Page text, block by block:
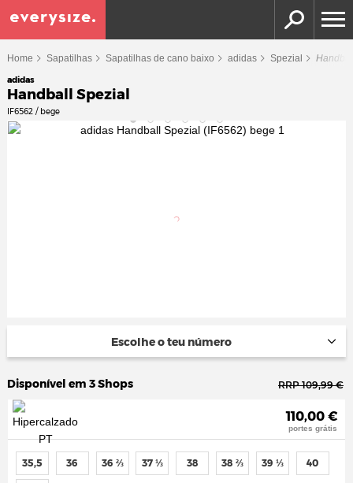
Home Sapatilhas Sapatilhas de cano baixo adidas Spezial
adidas
Handball Spezial
IF6562 / bege
Escolhe o teu número
Disponível em 3 Shops RRP 109,99 €
110,00 €
portes grátis
35,5 36 36 ⅔ 37 ⅓ 38 38 ⅔ 39 ⅓ 40